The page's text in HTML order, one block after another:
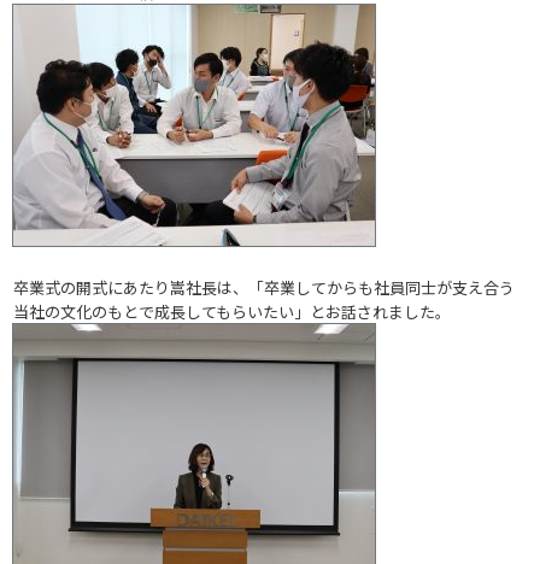
卒業式の開式にあたり嵩社長は、「卒業してからも社員同士が支え合う
当社の文化のもとで成長してもらいたい」とお話されました。